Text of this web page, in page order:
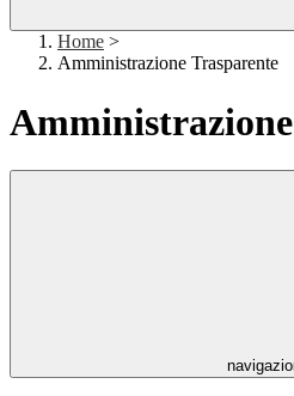
Home >
Amministrazione Trasparente